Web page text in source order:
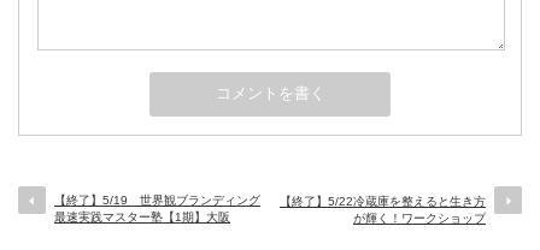
【終了】5/19 世界観ブランディング
最速実践マスター塾【1期】大阪
【終了】5/22冷蔵庫を整えると生き方
が輝く！ワークショップ